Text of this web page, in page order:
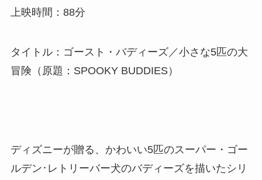
上映時間：88分
タイトル：ゴースト・バディーズ／小さな5匹の大
冒険（原題：SPOOKY BUDDIES）
ディズニーが贈る、かわいい5匹のスーパー・ゴー
ルデン･レトリーバー犬のバディーズを描いたシリ